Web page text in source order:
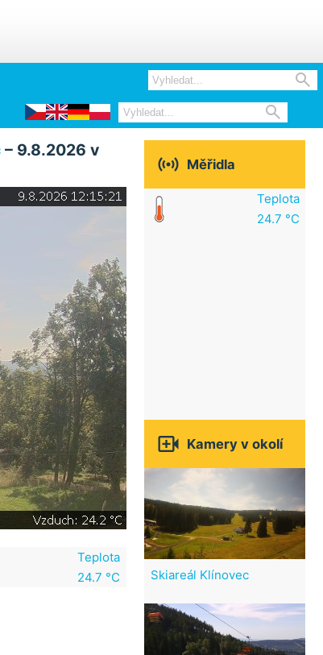


– 9.8.2026 v
Teplota
24.7 °C
 Měřidla
Teplota
24.7 °C
 Kamery v okolí
Skiareál Klínovec